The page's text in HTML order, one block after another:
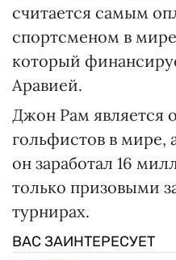
считается самым
спортсменом в
который
Аравией.
Джон Рам является
гольфистов в мире,
он заработал 16
только призовыми
турнирах.
ВАС ЗАИНТЕРЕСУЕТ